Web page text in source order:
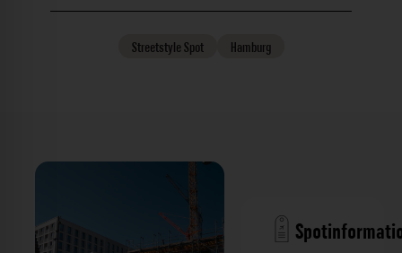
StreetstyleSpot Hamburg